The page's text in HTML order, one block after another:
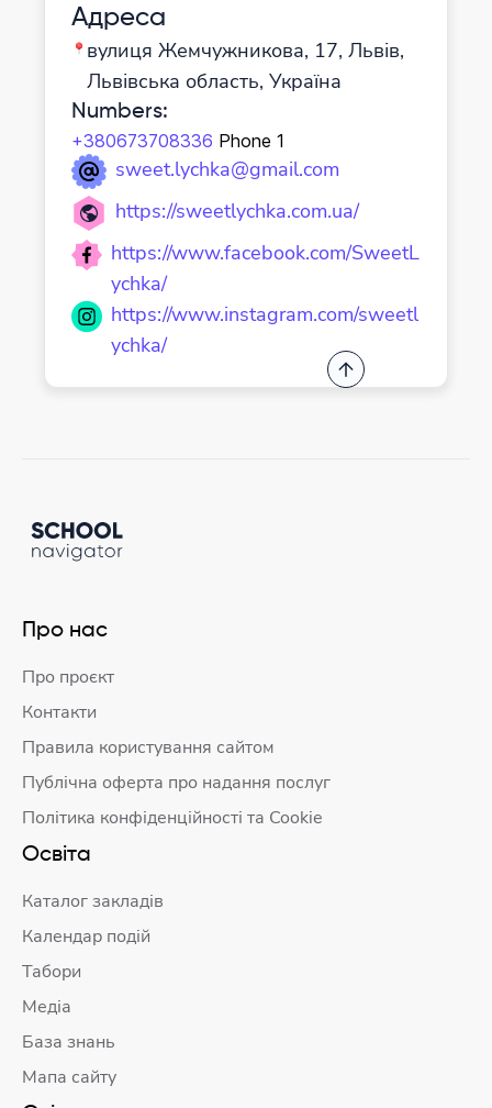
Адреса
вулиця Жемчужникова, 17, Львів,
Львівська область, Україна
Numbers:
+380673708336 Phone 1
sweet.lychka@gmail.com
https://sweetlychka.com.ua/
https://www.facebook.com/SweetL
ychka/
https://www.instagram.com/sweetl
ychka/
Про нас
Про проєкт
Контакти
Правила користування сайтом
Публічна оферта про надання послуг
Політика конфіденційності та Cookie
Освіта
Каталог закладів
Календар подій
Табори
Медіа
База знань
Мапа сайту